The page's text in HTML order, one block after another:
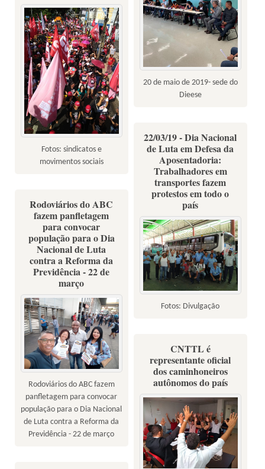
20 de maio de 2019- sede do
Dieese
Fotos: sindicatos e
movimentos sociais
22/03/19 - Dia Nacional
de Luta em Defesa da
Aposentadoria:
Trabalhadores em
transportes fazem
protestos em todo o
país
Fotos: Divulgação
Rodoviários do ABC
fazem panfletagem
para convocar
população para o Dia
Nacional de Luta
contra a Reforma da
Previdência - 22 de
março
Rodoviários do ABC fazem
panfletagem para convocar
população para o Dia Nacional
de Luta contra a Reforma da
Previdência - 22 de março
CNTTL é
representante oficial
dos caminhoneiros
autônomos do país